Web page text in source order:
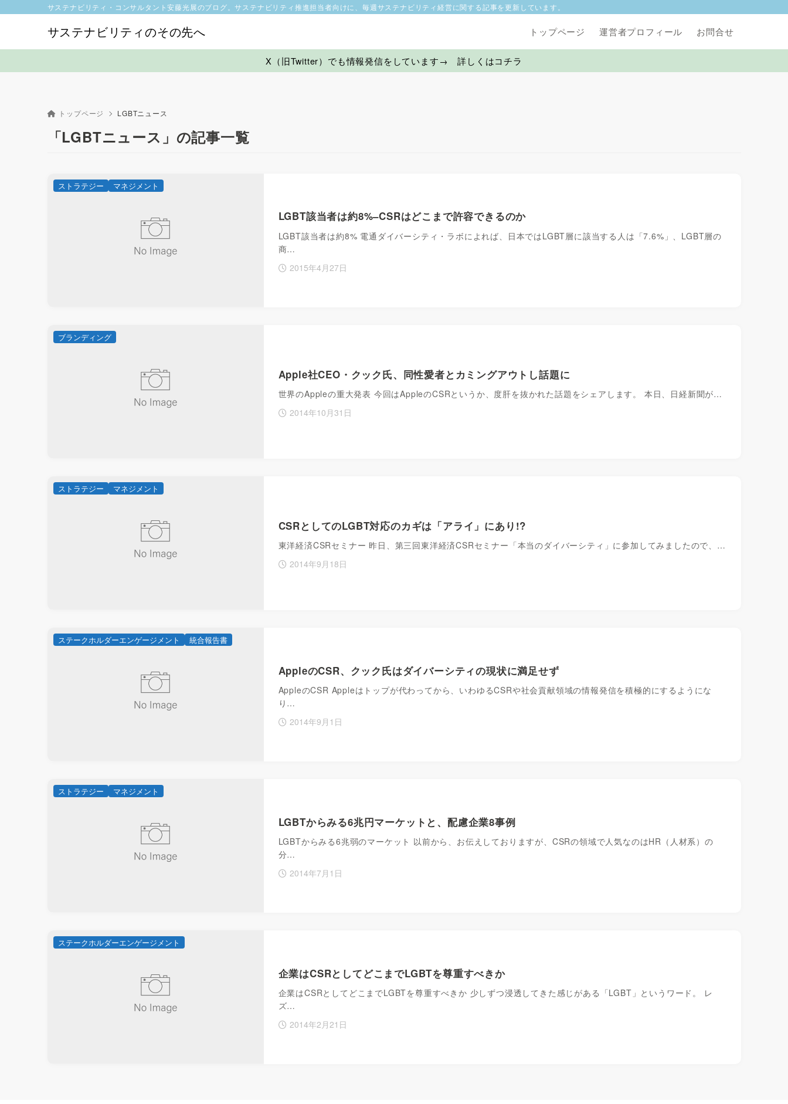
サステナビリティのその先へ
サステナビリティ・コンサルタント安藤光展のブログ。サステナビリティ推進担当者向けに、毎週サステナビリティ経営に関する記事を更新しています。
トップページ 運営者プロフィール お問合せ
X（旧Twitter）でも情報発信をしています→ 詳しくはコチラ
トップページ LGBTニュース
「LGBTニュース」の記事一覧
LGBT該当者は約8%–CSRはどこまで許容できるのか
LGBT該当者は約8% 電通ダイバーシティ・ラボによれば、日本ではLGBT層に該当する人は「7.6%」、LGBT層の
商…
2015年4月27日
ストラテジー マネジメント
Apple社CEO・クック氏、同性愛者とカミングアウトし話題に
世界のAppleの重大発表 今回はAppleのCSRというか、度肝を抜かれた話題をシェアします。 本日、日経新聞が…
2014年10月31日
ブランディング
CSRとしてのLGBT対応のカギは「アライ」にあり!?
東洋経済CSRセミナー 昨日、第三回東洋経済CSRセミナー「本当のダイバーシティ」に参加してみましたので、…
2014年9月18日
ストラテジー マネジメント
AppleのCSR、クック氏はダイバーシティの現状に満足せず
AppleのCSR Appleはトップが代わってから、いわゆるCSRや社会貢献領域の情報発信を積極的にするようにな
り…
2014年9月1日
ステークホルダーエンゲージメント 統合報告書
LGBTからみる6兆円マーケットと、配慮企業8事例
LGBTからみる6兆弱のマーケット 以前から、お伝えしておりますが、CSRの領域で人気なのはHR（人材系）の
分…
2014年7月1日
ストラテジー マネジメント
企業はCSRとしてどこまでLGBTを尊重すべきか
企業はCSRとしてどこまでLGBTを尊重すべきか 少しずつ浸透してきた感じがある「LGBT」というワード。 レ
ズ…
2014年2月21日
ステークホルダーエンゲージメント